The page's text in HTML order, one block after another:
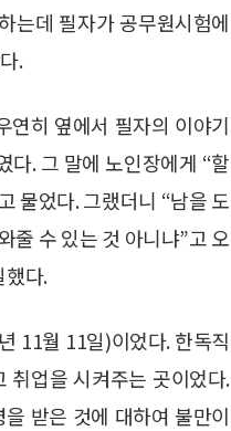
는데 필자가 공무원시험에
.
연히 옆에서 필자의 이야기
다. 그 말에 노인장에게 “할
물었다. 그랬더니 “남을 도
줄 수 있는 것 아니냐”고 오
했다.
11월 11일)이었다. 한독직
취업을 시켜주는 곳이었다.
받은 것에 대하여 불만이